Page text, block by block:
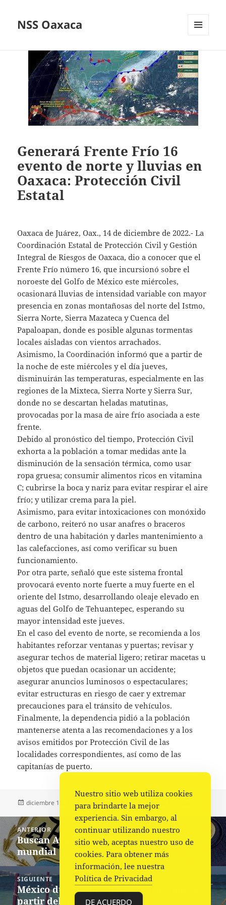
NSS Oaxaca
WIDGETS
Generará Frente Frío 16
evento de norte y lluvias en
Oaxaca: Protección Civil
Estatal
Oaxaca de Juárez, Oax., 14 de diciembre de 2022.- La
Coordinación Estatal de Protección Civil y Gestión
Integral de Riesgos de Oaxaca, dio a conocer que el
Frente Frío número 16, que incursionó sobre el
noroeste del Golfo de México este miércoles,
ocasionará lluvias de intensidad variable con mayor
presencia en zonas montañosas del norte del Istmo,
Sierra Norte, Sierra Mazateca y Cuenca del
Papaloapan, donde es posible algunas tormentas
locales aisladas con vientos arrachados.
Asimismo, la Coordinación informó que a partir de
la noche de este miércoles y el día jueves,
disminuirán las temperaturas, especialmente en las
regiones de la Mixteca, Sierra Norte y Sierra Sur,
donde no se descartan heladas matutinas,
provocadas por la masa de aire frío asociada a este
frente.
Debido al pronóstico del tiempo, Protección Civil
exhorta a la población a tomar medidas ante la
disminución de la sensación térmica, como usar
ropa gruesa; consumir alimentos ricos en vitamina
C; cubrirse la boca y nariz para evitar respirar el aire
frío; y utilizar crema para la piel.
Asimismo, para evitar intoxicaciones con monóxido
de carbono, reiteró no usar anafres o braceros
dentro de una habitación y darles mantenimiento a
las calefacciones, así como verificar su buen
funcionamiento.
Por otra parte, señaló que este sistema frontal
provocará evento norte fuerte a muy fuerte en el
oriente del Istmo, desarrollando oleaje elevado en
aguas del Golfo de Tehuantepec, esperando su
mayor intensidad este jueves.
En el caso del evento de norte, se recomienda a los
habitantes reforzar ventanas y puertas; revisar y
asegurar techos de material ligero; retirar macetas u
objetos que puedan ocasionar un accidente;
asegurar anuncios luminosos o espectaculares;
evitar estructuras en riesgo de caer y extremar
precauciones para el tránsito de vehículos.
Finalmente, la dependencia pidió a la población
mantenerse atenta a las recomendaciones y a los
avisos emitidos por Protección Civil de las
localidades correspondientes, así como de las
capitanías de puerto.
Publicado
diciembre 14, 2022 Autor
Comunicado Categorías
Estado
Navegación
de
entradas
ANTERIOR
Entrada
anterior:
Buscan Argentina y Francia tercer título
mundial
SIGUIENTE
Siguiente
entrada:
México duplica los días de vacaciones a
partir del próximo año
Nuestro sitio web utiliza cookies
para brindarte la mejor
experiencia. Sin embargo, al
continuar utilizando nuestro
sitio web, aceptas nuestro uso de
cookies. Para obtener más
información, lee nuestra
Política de Privacidad
DE ACUERDO